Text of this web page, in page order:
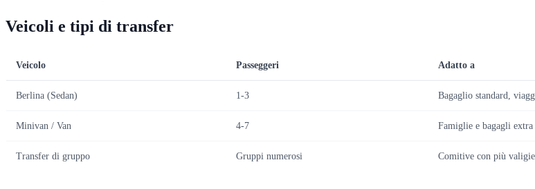
Veicoli e tipi di transfer
Veicolo Passeggeri Adatto a
Berlina (Sedan) 1-3 Bagaglio standard,
Minivan / Van 4-7 Famiglie e bagagli
Transfer di gruppo Gruppi numerosi Comitive con più valigie